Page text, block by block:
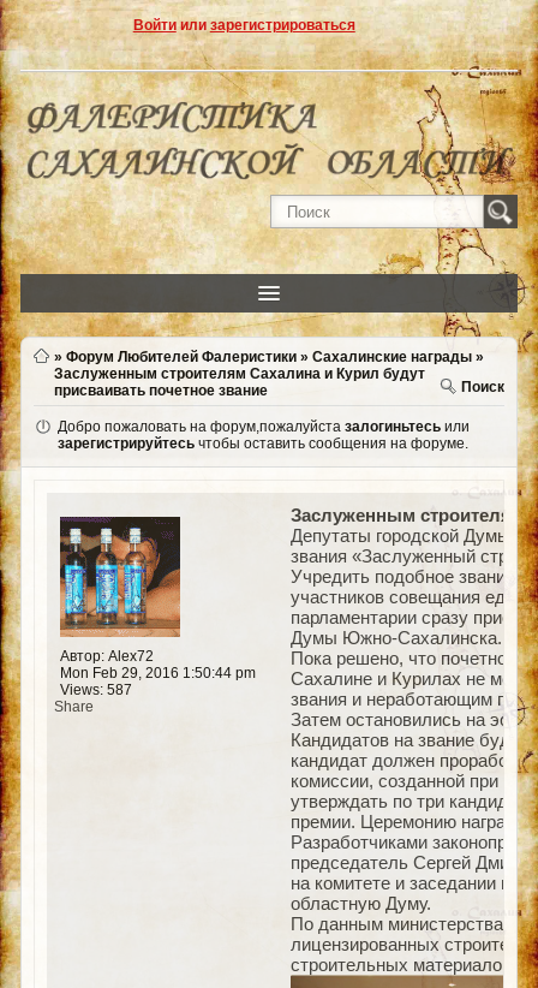
Войтиили зарегистрироваться
» Форум Любителей Фалеристики» Сахалинские награды»
Заслуженным строителям Сахалина и Курил будут
присваивать почетное звание
Поиск
Добро пожаловать на форум,пожалуйста залогиньтесьили
зарегистрируйтесьчтобы оставить сообщения на форуме.
Автор: Alex72
Mon Feb 29, 2016 1:50:44 pm
Views: 587
Share
Заслуженным строителям
Депутаты городской Думы
звания «Заслуженный
Учредить подобное звание
участников совещания
парламентарии сразу
Думы Южно-Сахалинска.
Пока решено, что почетное
Сахалине и Курилах не
звания и неработающим
Затем остановились на
Кандидатов на звание
кандидат должен
комиссии, созданной при
утверждать по три
премии. Церемонию
Разработчиками
председатель Сергей
на комитете и заседании
областную Думу.
По данным министерства
лицензированных
строительных материалов.